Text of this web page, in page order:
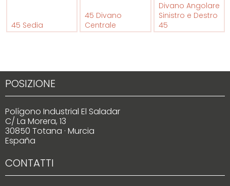
45 Sedia
45 Divano
Centrale
Divano Angolare
Sinistro e Destro
45
POSIZIONE
Polígono Industrial El Saladar
C/ La Morera, 13
30850 Totana · Murcia
España
CONTATTI